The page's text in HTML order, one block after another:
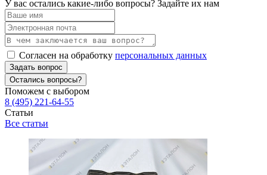
У вас остались какие-либо вопросы? Задайте их нам
Согласен на обработку персональных данных
Задать вопрос
Остались вопросы?
Поможем с выбором
8 (495) 221-64-55
Статьи
Все статьи